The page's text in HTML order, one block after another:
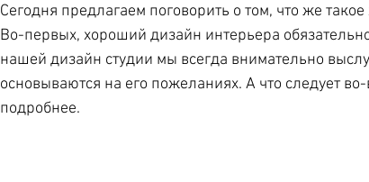
Сегодня предлагаем поговорить о том, что же
Во-первых, хороший дизайн интерьера
нашей дизайн студии мы всегда внимательно
основываются на его пожеланиях. А что следует
подробнее.